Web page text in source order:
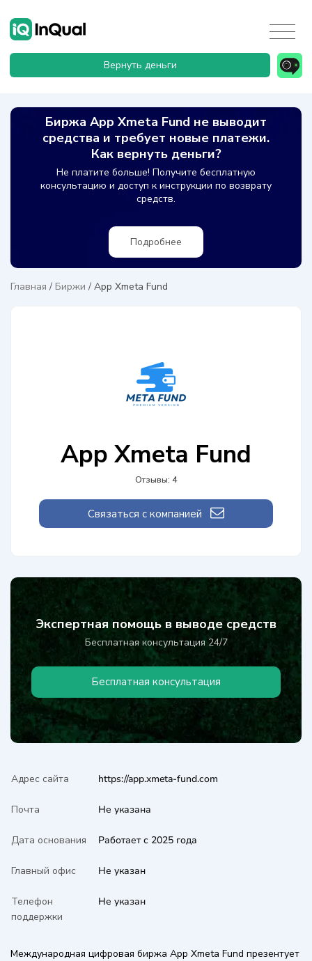
Вернуть деньги
Биржа App Xmeta Fund не выводит
средства и требует новые платежи.
Как вернуть деньги?
Не платите больше! Получите бесплатную
консультацию и доступ к инструкции по возврату
средств.
Подробнее
Главная / Биржи / App Xmeta Fund
App Xmeta Fund
Отзывы: 4
Связаться с компанией
Экспертная помощь в выводе средств
Бесплатная консультация 24/7
Бесплатная консультация
Адрес сайта https://app.xmeta-fund.com
Почта Не указана
Дата основания Работает с 2025 года
Главный офис Не указан
Телефон
поддержки
Не указан
Международная цифровая биржа App Xmeta Fund презентует